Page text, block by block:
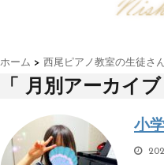
ホーム > 西尾ピアノ教室の生徒さ
「 月別アーカイ
小